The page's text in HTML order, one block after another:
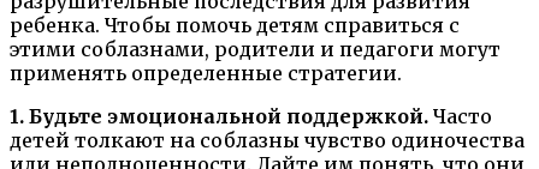
ребенка. Чтобы помочь детям справиться с
этими соблазнами, родители и педагоги могут
применять определенные стратегии.
1. Будьте эмоциональной поддержкой. Часто
детей толкают на соблазны чувство одиночества
или неполноценности. Дайте им понять, что они